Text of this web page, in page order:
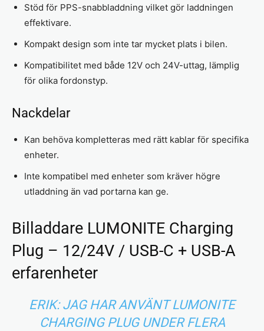
Stöd för PPS-snabbladdning vilket gör laddningen
effektivare.
Kompakt design som inte tar mycket plats i bilen.
Kompatibilitet med både 12V och 24V-uttag, lämplig
för olika fordonstyp.
Nackdelar
Kan behöva kompletteras med rätt kablar för specifika
enheter.
Inte kompatibel med enheter som kräver högre
utladdning än vad portarna kan ge.
Billaddare LUMONITE Charging
Plug – 12/24V / USB-C + USB-A
erfarenheter
ERIK: JAG HAR ANVÄNT LUMONITE
CHARGING PLUG UNDER FLERA